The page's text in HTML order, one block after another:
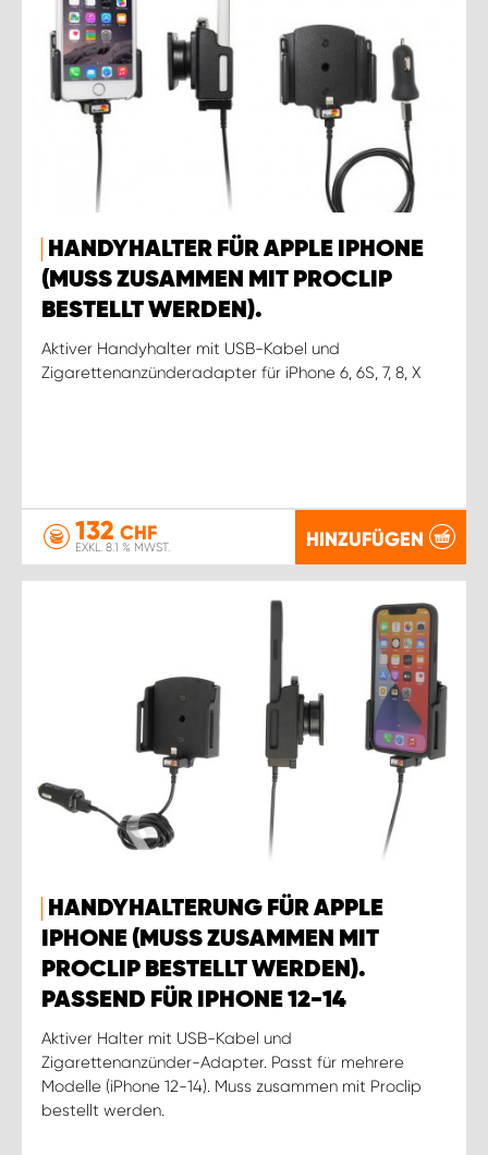
HANDYHALTER FÜR APPLE IPHONE
(MUSS ZUSAMMEN MIT PROCLIP
BESTELLT WERDEN).
Aktiver Handyhalter mit USB-Kabel und
Zigarettenanzünderadapter für iPhone 6, 6S, 7, 8, X
132 CHF
EXKL. 8.1 % MWST. HINZUFÜGEN
HANDYHALTERUNG FÜR APPLE
IPHONE (MUSS ZUSAMMEN MIT
PROCLIP BESTELLT WERDEN).
PASSEND FÜR IPHONE 12-14
Aktiver Halter mit USB-Kabel und
Zigarettenanzünder-Adapter. Passt für mehrere
Modelle (iPhone 12-14). Muss zusammen mit Proclip
bestellt werden.